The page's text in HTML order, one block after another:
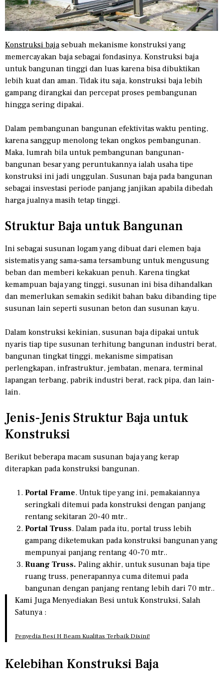
Konstruksi bajasebuah mekanisme konstruksi yang
memercayakan baja sebagai fondasinya. Konstruksi baja
untuk bangunan tinggi dan luas karena bisa dibuktikan
lebih kuat dan aman. Tidak itu saja, konstruksi baja lebih
gampang dirangkai dan percepat proses pembangunan
hingga sering dipakai.
Dalam pembangunan bangunan efektivitas waktu penting,
karena sanggup menolong tekan ongkos pembangunan.
Maka, lumrah bila untuk pembangunan bangunan-
bangunan besar yang peruntukannya ialah usaha tipe
konstruksi ini jadi unggulan. Susunan baja pada bangunan
sebagai insvestasi periode panjang janjikan apabila dibedah
harga jualnya masih tetap tinggi.
Struktur Baja untuk Bangunan
Ini sebagai susunan logam yang dibuat dari elemen baja
sistematis yang sama-sama tersambung untuk mengusung
beban dan memberi kekakuan penuh. Karena tingkat
kemampuan baja yang tinggi, susunan ini bisa dihandalkan
dan memerlukan semakin sedikit bahan baku dibanding tipe
susunan lain seperti susunan beton dan susunan kayu.
Dalam konstruksi kekinian, susunan baja dipakai untuk
nyaris tiap tipe susunan terhitung bangunan industri berat,
bangunan tingkat tinggi, mekanisme simpatisan
perlengkapan, infrastruktur, jembatan, menara, terminal
lapangan terbang, pabrik industri berat, rack pipa, dan lain-
lain.
Jenis-Jenis Struktur Baja untuk
Konstruksi
Berikut beberapa macam susunan baja yang kerap
diterapkan pada konstruksi bangunan.
Portal Frame. Untuk tipe yang ini, pemakaiannya
seringkali ditemui pada konstruksi dengan panjang
rentang sekitaran 20-40 mtr..
Portal Truss. Dalam pada itu, portal truss lebih
gampang diketemukan pada konstruksi bangunan yang
mempunyai panjang rentang 40-70 mtr..
Ruang Truss. Paling akhir, untuk susunan baja tipe
ruang truss, penerapannya cuma ditemui pada
bangunan dengan panjang rentang lebih dari 70 mtr..
Kami Juga Menyediakan Besi untuk Konstruksi, Salah
Satunya :
Penyedia Besi H Beam Kualitas Terbaik Disini!
Kelebihan Konstruksi Baja